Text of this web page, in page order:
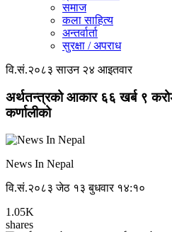
समाज
कला साहित्य
अन्तर्वार्ता
सुरक्षा / अपराध
वि.सं.२०८३ साउन २४ आइतवार
अर्थतन्त्रको आकार ६६ खर्ब ९
कर्णालीको
News In Nepal
वि.सं.२०८३ जेठ १३ बुधवार १४:१०
1.05K
shares